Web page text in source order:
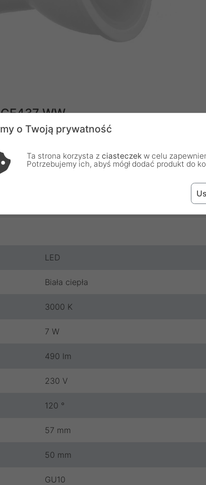
WW
LED o mocy 7W z mocowaniem opartym
żarówki o mocy 60W. Długa żywotność
standardowej żarówki. Klasa energetyczna
LED
Biała ciepła
3000 K
7 W
490 lm
230 V
120 °
57 mm
50 mm
GU10
o Twoją prywatność
Ta strona korzysta z ciasteczek w celu
Potrzebujemy ich, abyś mógł dodać produkt do